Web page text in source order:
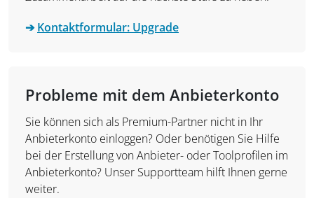
➔Kontaktformular: Upgrade
Probleme mit dem Anbieterkonto
Sie können sich als Premium-Partner nicht in Ihr
Anbieterkonto einloggen? Oder benötigen Sie Hilfe
bei der Erstellung von Anbieter- oder Toolprofilen im
Anbieterkonto? Unser Supportteam hilft Ihnen gerne
weiter.